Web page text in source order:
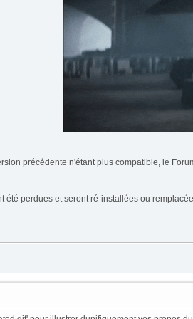
précédente n'étant plus compatible, le
été perdues et seront ré-installées ou